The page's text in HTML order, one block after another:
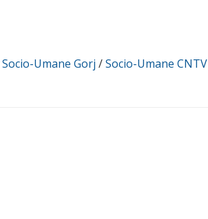
Socio-Umane Gorj /Socio-Umane CNTV